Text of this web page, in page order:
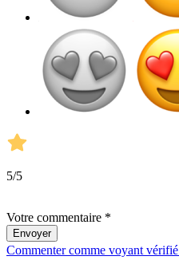
5/5
Votre commentaire *
Envoyer
Commenter comme voyant vérifié